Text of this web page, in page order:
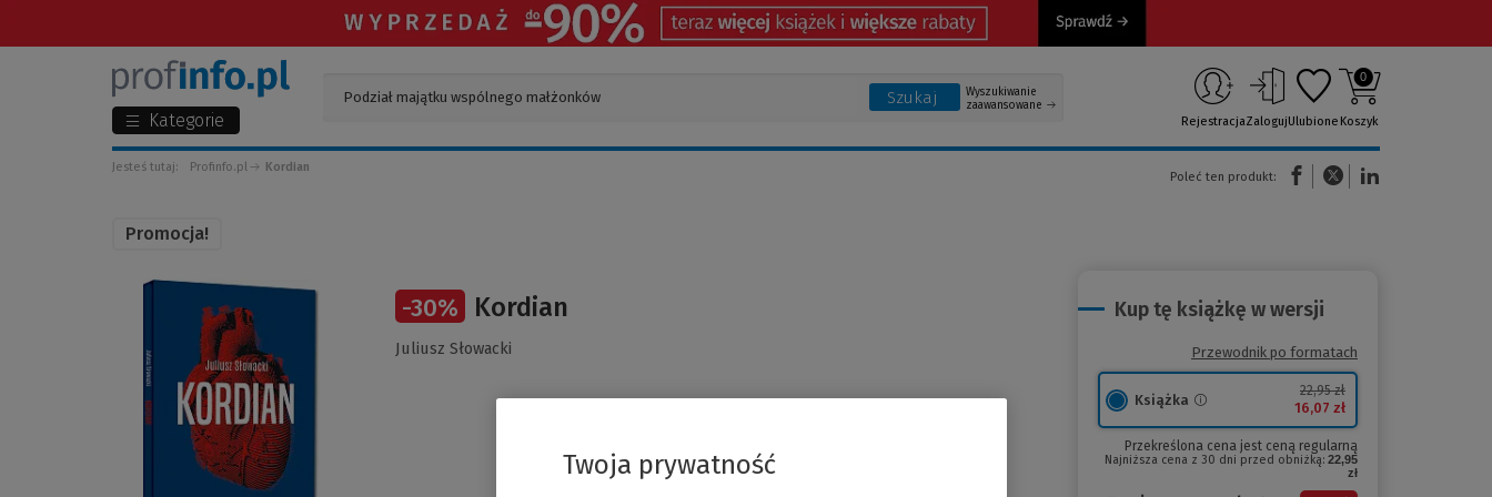
Kategorie
Szukaj
Wyszukiwanie
zaawansowane
RejestracjaZalogujUlubione
0
Koszyk
Jesteś tutaj: Profinfo.pl Kordian
Poleć ten produkt:
(Nowe okno)(Link do innej strony)
Promocja!
-30% Kordian
Juliusz Słowacki
Kup tę książkę w wersji
Przewodnik po formatach
Książka
22,95 zł
16,07 zł
Przekreślona cena jest ceną regularną
Najniższa cena z 30 dni przed obniżką: 22,95
zł
Twoja prywatność